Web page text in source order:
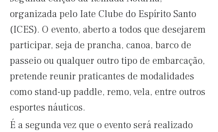
organizada pelo Iate Clube do Espírito Santo
(ICES). O evento, aberto a todos que desejarem
participar, seja de prancha, canoa, barco de
passeio ou qualquer outro tipo de embarcação,
pretende reunir praticantes de modalidades
como stand-up paddle, remo, vela, entre outros
esportes náuticos.
É a segunda vez que o evento será realizado